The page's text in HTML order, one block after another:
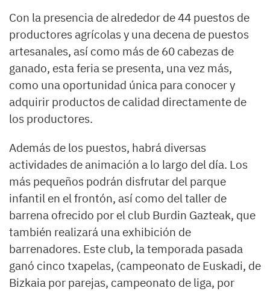
Con la presencia de alrededor de 44 puestos de
productores agrícolas y una decena de puestos
artesanales, así como más de 60 cabezas de
ganado, esta feria se presenta, una vez más,
como una oportunidad única para conocer y
adquirir productos de calidad directamente de
los productores.
Además de los puestos, habrá diversas
actividades de animación a lo largo del día. Los
más pequeños podrán disfrutar del parque
infantil en el frontón, así como del taller de
barrena ofrecido por el club Burdin Gazteak, que
también realizará una exhibición de
barrenadores. Este club, la temporada pasada
ganó cinco txapelas, (campeonato de Euskadi, de
Bizkaia por parejas, campeonato de liga, por